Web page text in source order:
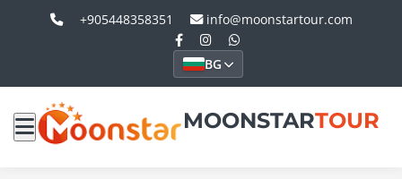
+905448358351 info@moonstartour.com
BG
MOONSTARTOUR